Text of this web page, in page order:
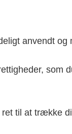
anvendt
som
til at trække